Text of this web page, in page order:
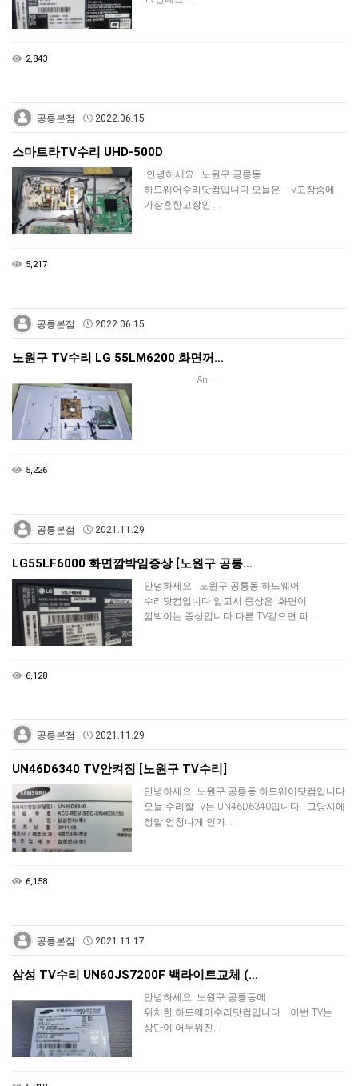
2,843
공릉본점 2022.06.15
스마트라TV수리 UHD-500D
안녕하세요 노원구 공릉동
하드웨어수리닷컴입니다 오늘은 TV고장중에
가장흔한고장인 …
5,217
공릉본점 2022.06.15
노원구 TV수리 LG 55LM6200 화면꺼…
&n…
5,226
공릉본점 2021.11.29
LG55LF6000 화면깜박임증상 [노원구 공릉…
안녕하세요 노원구 공릉동 하드웨어
수리닷컴입니다 입고시 증상은 화면이
깜박이는 증상입니다 다른 TV같으면 ​파…
6,128
공릉본점 2021.11.29
UN46D6340 TV안켜짐 [노원구 TV수리]
안녕하세요 노원구 공릉동 하드웨어닷컴입니다
오늘 수리할TV는 UN46D6340입니다 그당시에
정말 엄청나게 인기…
6,158
공릉본점 2021.11.17
삼성 TV수리 UN60JS7200F 백라이트교체 (…
안녕하세요 노원구 공릉동에
위치한 하드웨어수리닷컴입니다 이번 TV는
상단이 어두워진…